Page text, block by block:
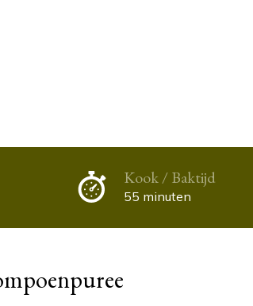
Kook / Baktijd
55 minuten